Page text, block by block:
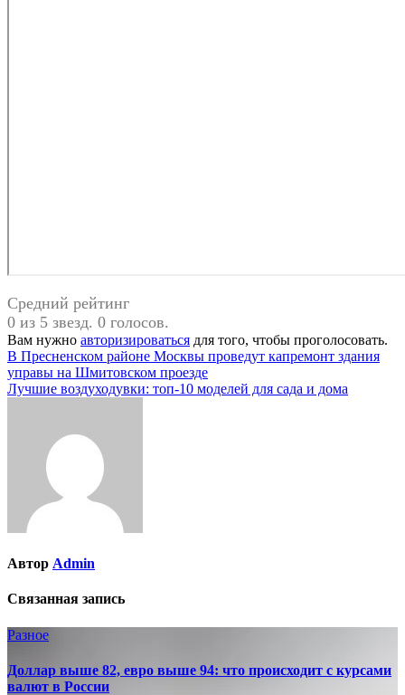
Средний рейтинг
0 из 5 звезд. 0 голосов.
Вам нужно авторизироваться для того, чтобы проголосовать.
Навигация
по
В Пресненском районе Москвы проведут капремонт здания
управы на Шмитовском проезде
Лучшие воздуходувки: топ-10 моделей для сада и дома
Автор Admin
Связанная запись
Разное
Доллар выше 82, евро выше 94: что происходит с курсами
валют в России